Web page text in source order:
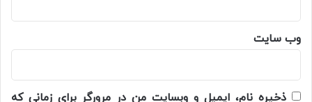
وب‌ سایت
ذخیره نام، ایمیل و وبسایت من در مرورگر برای زمانی که